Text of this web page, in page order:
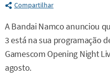
Compartilhar
A Bandai Namco anunciou
3 está na sua programação
Gamescom Opening Night
agosto.